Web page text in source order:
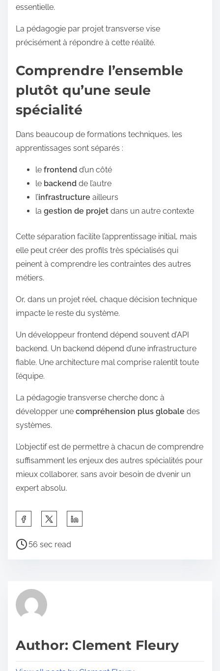
essentielle.
La pédagogie par projet transverse vise
précisément à répondre à cette réalité.
Comprendre l’ensemble
plutôt qu’une seule
spécialité
Dans beaucoup de formations techniques, les
apprentissages sont séparés :
le frontend d’un côté
le backend de l’autre
l’infrastructure ailleurs
la gestion de projet dans un autre contexte
Cette séparation facilite l’apprentissage initial, mais
elle peut créer des profils très spécialisés qui
peinent à comprendre les contraintes des autres
métiers.
Or, dans un projet réel, chaque décision technique
impacte le reste du système.
Un développeur frontend dépend souvent d’API
backend. Un backend dépend d’une infrastructure
fiable. Une architecture mal comprise ralentit toute
l’équipe.
La pédagogie transverse cherche donc à
développer une compréhension plus globale des
systèmes.
L’objectif est de permettre à chacun de comprendre
suffisamment les enjeux des autres spécialités pour
mieux collaborer, sans avoir besoin de dvenir un
expert absolu.
a
h
p
s
P
r
e
t
56 sec read
Author: Clement Fleury